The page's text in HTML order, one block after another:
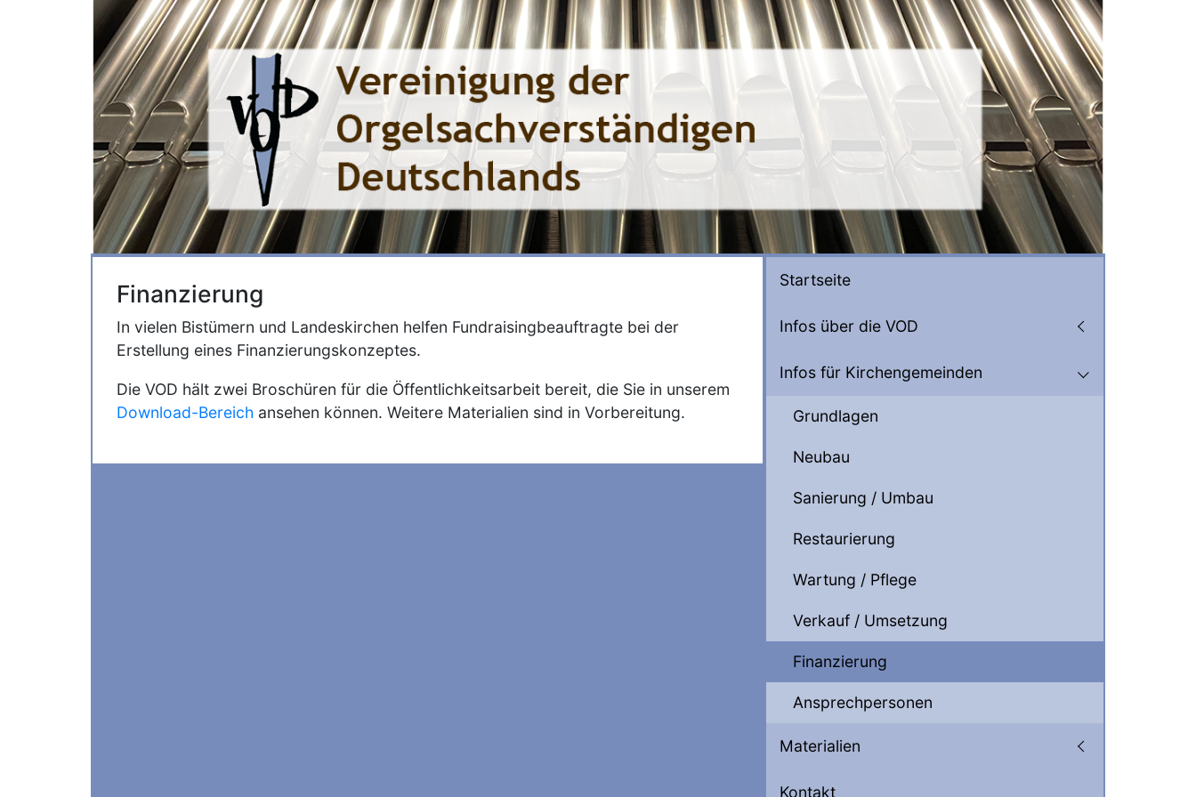
Startseite
Infos über die VOD
Infos für Kirchengemeinden
Grundlagen
Neubau
Sanierung / Umbau
Restaurierung
Wartung / Pflege
Verkauf / Umsetzung
Finanzierung
Ansprechpersonen
Materialien
Kontakt
Finanzierung
In vielen Bistümern und Landeskirchen helfen Fundraisingbeauftragte bei der
Erstellung eines Finanzierungskonzeptes.
Die VOD hält zwei Broschüren für die Öffentlichkeitsarbeit bereit, die Sie in unserem
Download-Bereich ansehen können. Weitere Materialien sind in Vorbereitung.